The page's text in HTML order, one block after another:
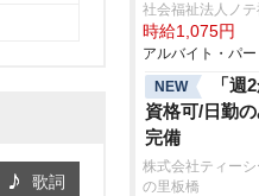
歌詞
社会福祉法人ノ
時給1,075円
アルバイト・パ
NEW
「
資格可/日勤
完備
株式会社ティー
の里板橋